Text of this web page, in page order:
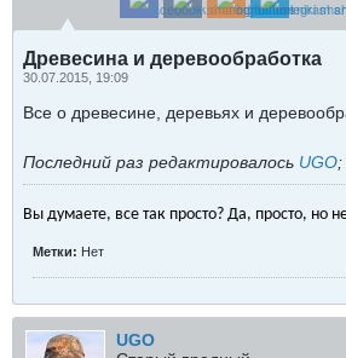
Древесина и деревообработка
30.07.2015, 19:09
Все о древесине, деревьях и
Последний раз редактировалось UGO;
Вы думаете, все так просто? Да, просто, но
Метки: Нет
UGO